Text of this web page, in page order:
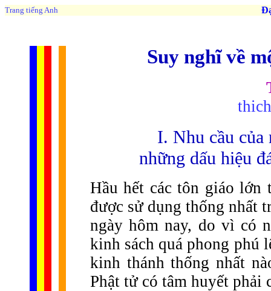
Trang tiếng Anh
Suy nghĩ về
I. Nhu cầu
những dấu hiệu
Hầu hết các tôn giáo
được sử dụng thống nhất
ngày hôm nay, do vì có
kinh sách quá phong phú
kinh thánh thống nhất
Phật tử có tâm huyết phải